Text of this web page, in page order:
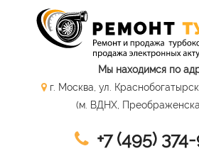
Мы находимся по
г. Москва, ул.
(м. ВДНХ,
+7 (495)